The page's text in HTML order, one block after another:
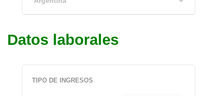
Datos laborales
TIPO DE INGRESOS